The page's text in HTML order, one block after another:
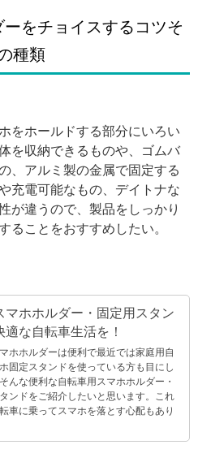
をチョイスするコツそ
種類
をホールドする部分にいろい
を収納できるものや、ゴムバ
、アルミ製の金属で固定する
充電可能なもの、デイトナな
が違うので、製品をしっかり
ることをおすすめしたい。
マホホルダー・固定用スタン
適な自転車生活を！
ホホルダーは便利で最近では家庭用自
固定スタンドを使っている方も目にし
んな便利な自転車用スマホホルダー・
ンドをご紹介したいと思います。これ
車に乗ってスマホを落とす心配もあり